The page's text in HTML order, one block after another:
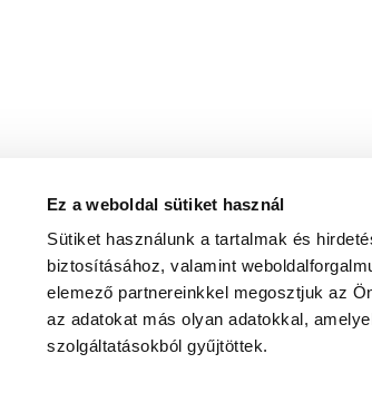
Ez a weboldal sütiket használ
Sütiket használunk a tartalmak és
biztosításához, valamint
elemező partnereinkkel megosztjuk az
az adatokat más olyan adatokkal,
szolgáltatásokból gyűjtöttek.